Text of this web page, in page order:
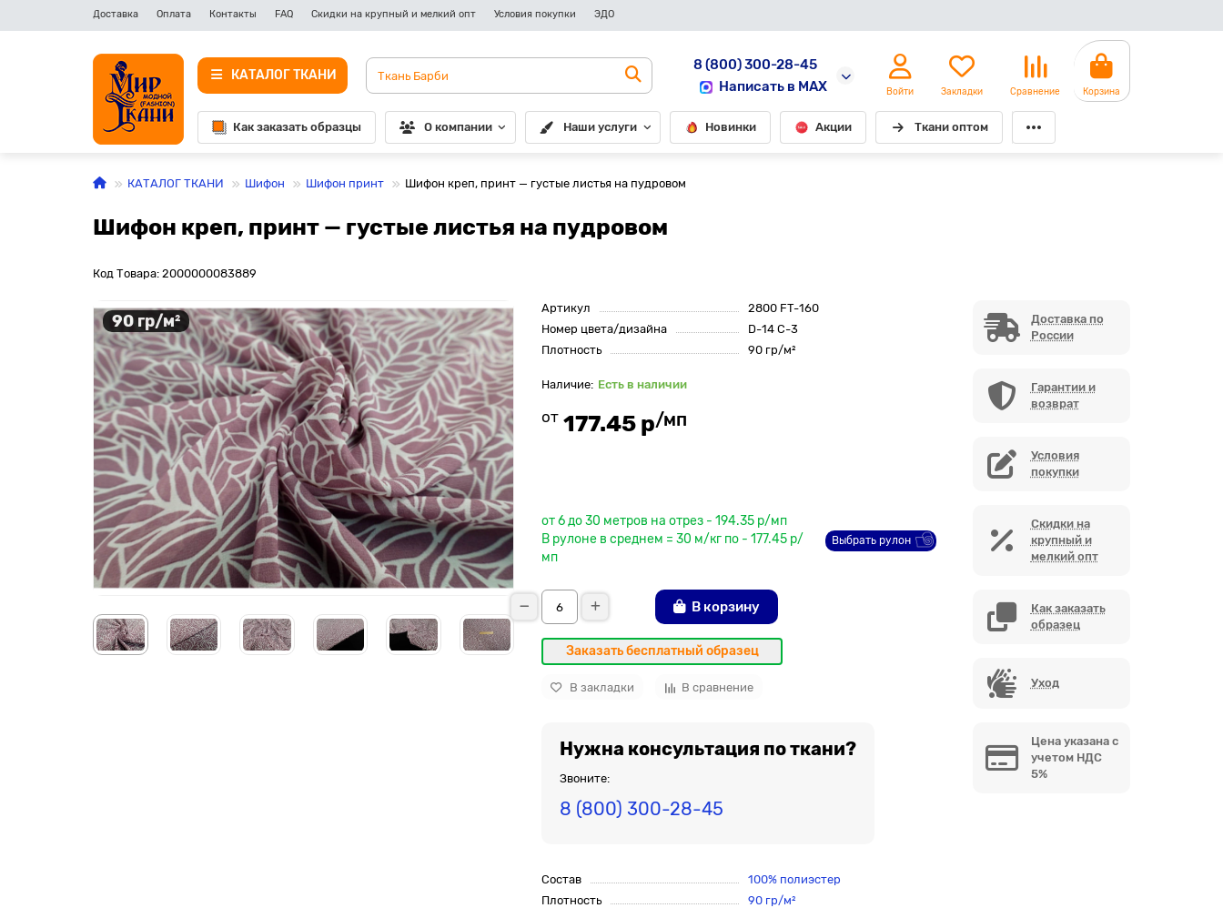
Доставка Оплата Контакты FAQ Скидки на крупный и мелкий опт Условия покупки ЭДО
КАТАЛОГ ТКАНИ
8 (800) 300-28-45
Написать в MAX
Войти Закладки Сравнение Корзина
Как заказать образцы О компании Наши услуги Новинки Акции Ткани оптом
КАТАЛОГ ТКАНИ Шифон Шифон принт Шифон креп, принт — густые листья на пудровом
Шифон креп, принт — густые листья на пудровом
Код Товара: 2000000083889
90 гр/м²
Артикул
2800 FT-160
Номер цвета/дизайна
D-14 C-3
Плотность
90 гр/м²
Есть в наличии
от 177.45 р/мп
от 6 до 30 метров на отрез - 194.35 р/мп
В рулоне в среднем = 30 м/кг по - 177.45 р/
мп
Выбрать рулон
В корзину
Заказать бесплатный образец
В закладки В сравнение
Нужна консультация по ткани?
Звоните:
8 (800) 300-28-45
Состав
100% полиэстер
Плотность
90 гр/м²
Доставка по
России
Гарантии и
возврат
Условия
покупки
Скидки на
крупный и
мелкий опт
Как заказать
образец
Уход
Цена указана с
учетом НДС
5%